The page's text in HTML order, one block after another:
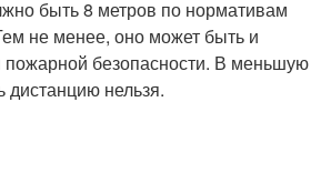
быть 8 метров по нормативам
не менее, оно может быть и
безопасности. В меньшую
дистанцию нельзя.